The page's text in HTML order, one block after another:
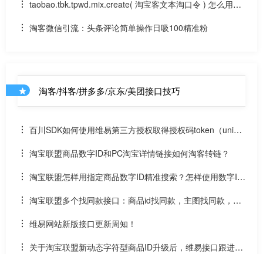
观看地址是怎么做到的？
taobao.tbk.tpwd.mix.create( 淘宝客文本淘口令 ) 怎么用？
能防止微信封号么？
淘客微信引流：头条评论简单操作日吸100精准粉
淘客/抖客/拼多多/京东/美团接口技巧
百川SDK如何使用维易第三方授权取得授权码token（uniap
p）淘宝联盟商品数字ID和PC淘宝详情链接如何淘客转链？
淘宝联盟怎样用指定商品数字ID精准搜索？怎样使用数字ID
和场景ID2转链？
淘宝联盟多个找同款接口：商品id找同款，主图找同款，SK
U找同款
维易网站新版接口更新周知！
关于淘宝联盟新动态字符型商品ID升级后，维易接口跟进情